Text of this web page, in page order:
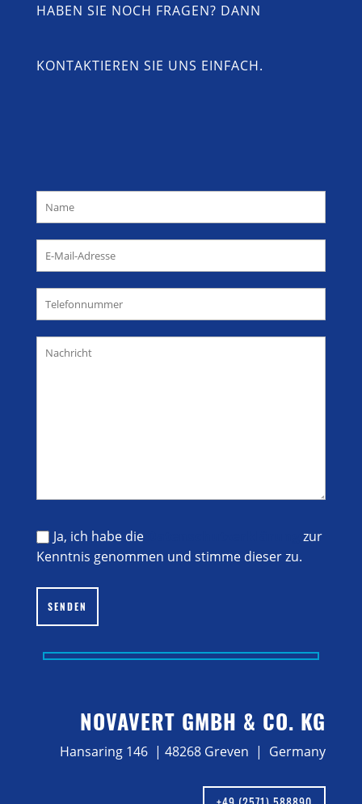
HABEN SIE NOCH FRAGEN? DANN
KONTAKTIEREN SIE UNS EINFACH.
Ja, ich habe die
zur
Kenntnis genommen und stimme dieser zu.
Bitte lasse dieses Feld leer.
SENDEN
NOVAVERT GMBH & CO. KG
Hansaring 146 | 48268 Greven | Germany